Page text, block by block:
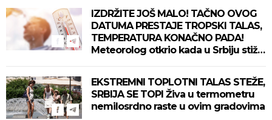
IZDRŽITE JOŠ MALO! TAČNO OVOG
DATUMA PRESTAJE TROPSKI TALAS,
TEMPERATURA KONAČNO PADA!
Meteorolog otkrio kada u Srbiju stiže
EKSTREMNI TOPLOTNI TALAS STEŽE,
SRBIJA SE TOPI Živa u termometru
nemilosrdno raste u ovim gradovima